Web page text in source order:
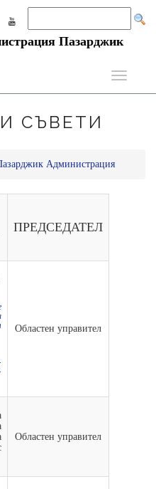
Пазарджик
Toggle
СЪВЕТИ
Администрация
ПРЕДСЕДАТЕЛ
Областен управител
Областен управител